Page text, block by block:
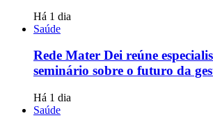
Há 1 dia
Saúde
Rede Mater Dei reúne
seminário sobre o futuro da
Há 1 dia
Saúde